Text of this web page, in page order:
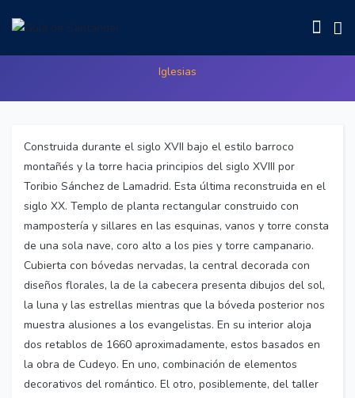
Iglesia de San Julián Mártir (Lebarces)
Iglesias
Construida durante el siglo XVII bajo el estilo barroco
montañés y la torre hacia principios del siglo XVIII por
Toribio Sánchez de Lamadrid. Esta última reconstruida en el
siglo XX. Templo de planta rectangular construido con
mampostería y sillares en las esquinas, vanos y torre consta
de una sola nave, coro alto a los pies y torre campanario.
Cubierta con bóvedas nervadas, la central decorada con
diseños florales, la de la cabecera presenta dibujos del sol,
la luna y las estrellas mientras que la bóveda posterior nos
muestra alusiones a los evangelistas. En su interior aloja
dos retablos de 1660 aproximadamente, estos basados en
la obra de Cudeyo. En uno, combinación de elementos
decorativos del romántico. El otro, posiblemente, del taller